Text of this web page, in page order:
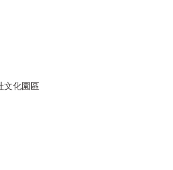
文化園區